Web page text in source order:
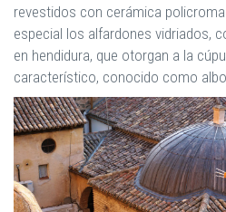
revestidos con cerámica
especial los alfardones vidriados,
en hendidura, que otorgan a la
característico, conocido como